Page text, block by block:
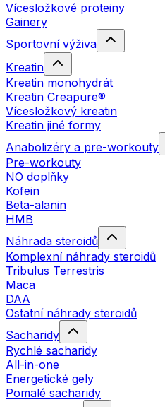
Vícesložkové proteiny
Gainery
Sportovní výživa
Kreatin
Kreatin monohydrát
Kreatin Creapure®
Vícesložkový kreatin
Kreatin jiné formy
Anabolizéry a pre-workouty
Pre-workouty
NO doplňky
Kofein
Beta-alanin
HMB
Náhrada steroidů
Komplexní náhrady steroidů
Tribulus Terrestris
Maca
DAA
Ostatní náhrady steroidů
Sacharidy
Rychlé sacharidy
All-in-one
Energetické gely
Pomalé sacharidy